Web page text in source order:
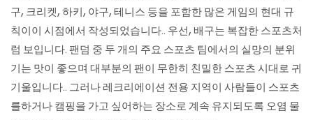
구, 크리켓, 하키, 야구, 테니스 등을 포함한 많은 게임의 현대 규
칙이이 시점에서 작성되었습니다.. 우선, 배구는 복잡한 스포츠처
럼 보입니다. 팬덤 중 두 개의 주요 스포츠 팀에서의 실망의 분위
기는 맛이 좋으며 대부분의 팬이 무한히 친밀한 스포츠 시대로 귀
기울입니다.. 그러나 레크리에이션 전용 지역이 사람들이 스포츠
를하거나 캠핑을 가고 싶어하는 장소로 계속 유지되도록 오염 물